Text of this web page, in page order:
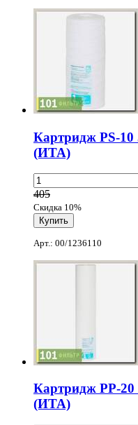
Картридж PS-
(ИТА)
405
Скидка 10%
Арт.: 00/1236110
Картридж PP-
(ИТА)